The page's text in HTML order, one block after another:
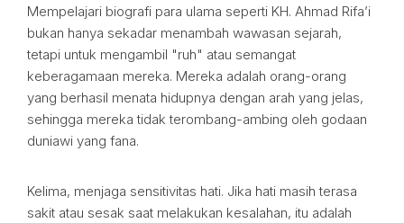
Mempelajari biografi para ulama seperti KH. Ahmad Rifa’i
bukan hanya sekadar menambah wawasan sejarah,
tetapi untuk mengambil "ruh" atau semangat
keberagamaan mereka. Mereka adalah orang-orang
yang berhasil menata hidupnya dengan arah yang jelas,
sehingga mereka tidak terombang-ambing oleh godaan
duniawi yang fana.
Kelima, menjaga sensitivitas hati. Jika hati masih terasa
sakit atau sesak saat melakukan kesalahan, itu adalah